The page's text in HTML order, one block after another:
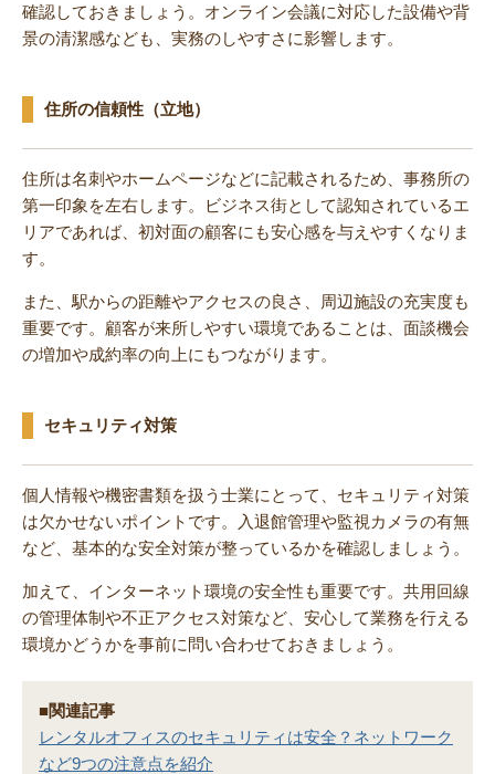
確認しておきましょう。オンライン会議に対応した設備や背
景の清潔感なども、実務のしやすさに影響します。
住所の信頼性（立地）
住所は名刺やホームページなどに記載されるため、事務所の
第一印象を左右します。ビジネス街として認知されているエ
リアであれば、初対面の顧客にも安心感を与えやすくなりま
す。
また、駅からの距離やアクセスの良さ、周辺施設の充実度も
重要です。顧客が来所しやすい環境であることは、面談機会
の増加や成約率の向上にもつながります。
セキュリティ対策
個人情報や機密書類を扱う士業にとって、セキュリティ対策
は欠かせないポイントです。入退館管理や監視カメラの有無
など、基本的な安全対策が整っているかを確認しましょう。
加えて、インターネット環境の安全性も重要です。共用回線
の管理体制や不正アクセス対策など、安心して業務を行える
環境かどうかを事前に問い合わせておきましょう。
■関連記事
レンタルオフィスのセキュリティは安全？ネットワーク
など9つの注意点を紹介